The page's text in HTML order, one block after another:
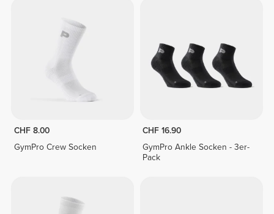
CHF 8.00
GymPro Crew Socken
CHF 16.90
GymPro Ankle Socken - 3er-
Pack